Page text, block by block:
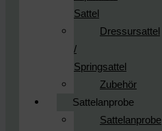
Sattel
Dressursattel
/
Springsattel
Zubehör
Sattelanprobe
Sattelanprobe